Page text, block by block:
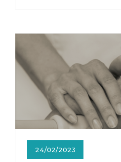
24/02/2023